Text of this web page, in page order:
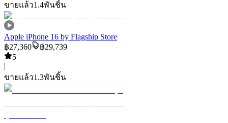
ขายแล้ว1.4พันชิ้น
Apple iPhone 16 by Flagship Store
฿27,360 ฿29,739
5
|
ขายแล้ว1.3พันชิ้น